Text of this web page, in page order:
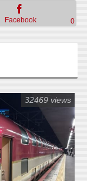
Facebook 0
32469 views